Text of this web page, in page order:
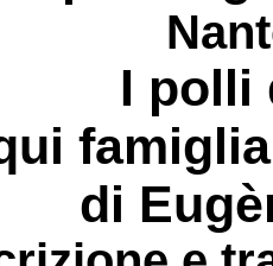
I polli
di